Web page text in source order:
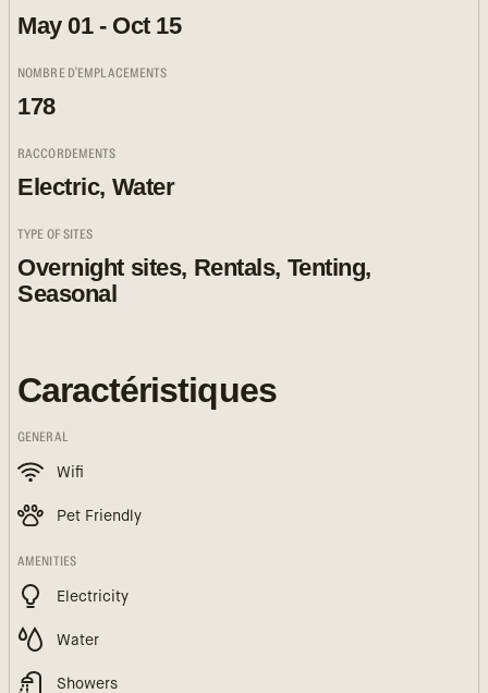
May 01 - Oct 15
NOMBRE D'EMPLACEMENTS
178
RACCORDEMENTS
Electric, Water
TYPE OF SITES
Overnight sites, Rentals, Tenting,
Seasonal
Caractéristiques
GENERAL
Wifi
Pet Friendly
AMENITIES
Electricity
Water
Showers